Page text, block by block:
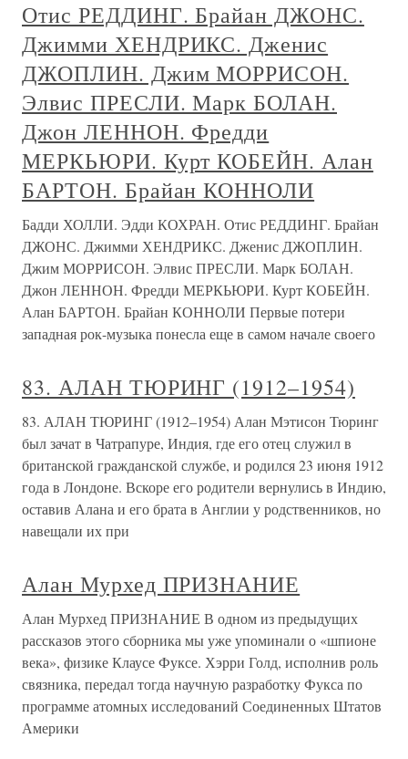
Отис РЕДДИНГ. Брайан ДЖОНС.
Джимми ХЕНДРИКС. Дженис
ДЖОПЛИН. Джим МОРРИСОН.
Элвис ПРЕСЛИ. Марк БОЛАН.
Джон ЛЕННОН. Фредди
МЕРКЬЮРИ. Курт КОБЕЙН. Алан
БАРТОН. Брайан КОННОЛИ
Бадди ХОЛЛИ. Эдди КОХРАН. Отис РЕДДИНГ. Брайан
ДЖОНС. Джимми ХЕНДРИКС. Дженис ДЖОПЛИН.
Джим МОРРИСОН. Элвис ПРЕСЛИ. Марк БОЛАН.
Джон ЛЕННОН. Фредди МЕРКЬЮРИ. Курт КОБЕЙН.
Алан БАРТОН. Брайан КОННОЛИ Первые потери
западная рок-музыка понесла еще в самом начале своего
83. АЛАН ТЮРИНГ (1912–1954)
83. АЛАН ТЮРИНГ (1912–1954) Алан Мэтисон Тюринг
был зачат в Чатрапуре, Индия, где его отец служил в
британской гражданской службе, и родился 23 июня 1912
года в Лондоне. Вскоре его родители вернулись в Индию,
оставив Алана и его брата в Англии у родственников, но
навещали их при
Алан Мурхед ПРИЗНАНИЕ
Алан Мурхед ПРИЗНАНИЕ В одном из предыдущих
рассказов этого сборника мы уже упоминали о «шпионе
века», физике Клаусе Фуксе. Хэрри Голд, исполнив роль
связника, передал тогда научную разработку Фукса по
программе атомных исследований Соединенных Штатов
Америки